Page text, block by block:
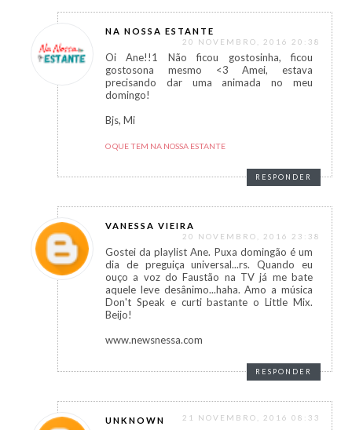
NA NOSSA ESTANTE
20 NOVEMBRO, 2016 20:38
Oi Ane!!1 Não ficou gostosinha, ficou
gostosona mesmo <3 Amei, estava
precisando dar uma animada no meu
domingo!
Bjs, Mi
O QUE TEM NA NOSSA ESTANTE
RESPONDER
VANESSA VIEIRA
20 NOVEMBRO, 2016 23:38
Gostei da playlist Ane. Puxa domingão é um
dia de preguiça universal...rs. Quando eu
ouço a voz do Faustão na TV já me bate
aquele leve desânimo...haha. Amo a música
Don't Speak e curti bastante o Little Mix.
Beijo!
www.newsnessa.com
RESPONDER
UNKNOWN 21 NOVEMBRO, 2016 08:33